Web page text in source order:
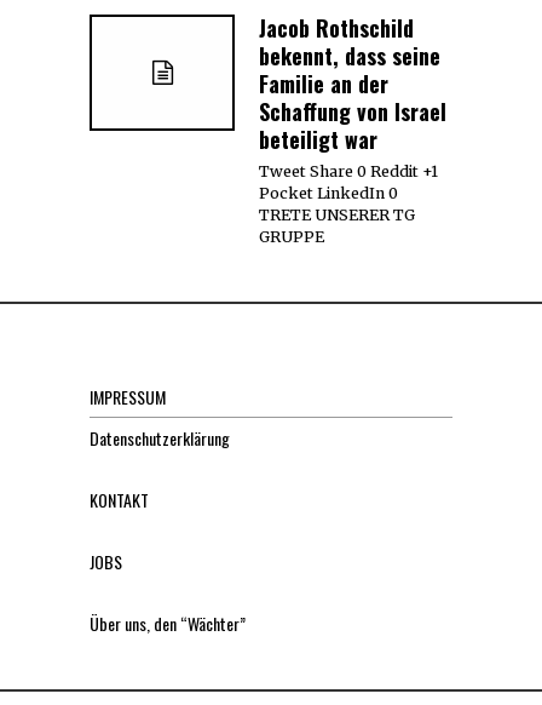
Jacob Rothschild
bekennt, dass seine
Familie an der
Schaffung von Israel
beteiligt war
Tweet Share 0 Reddit +1
Pocket LinkedIn 0
TRETE UNSERER TG
GRUPPE
IMPRESSUM
Datenschutzerklärung
KONTAKT
JOBS
Über uns, den “Wächter”